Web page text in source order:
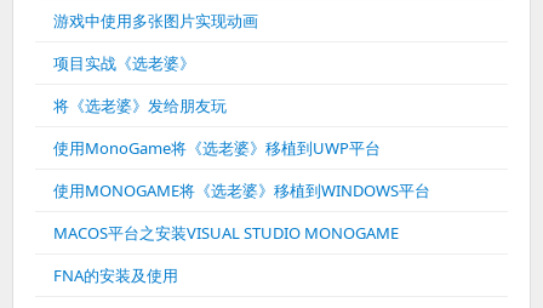
游戏中使用多张图片实现动画
项目实战《选老婆》
将《选老婆》发给朋友玩
使用MonoGame将《选老婆》移植到UWP平台
使用MONOGAME将《选老婆》移植到WINDOWS平台
MACOS平台之安装VISUAL STUDIO MONOGAME
FNA的安装及使用